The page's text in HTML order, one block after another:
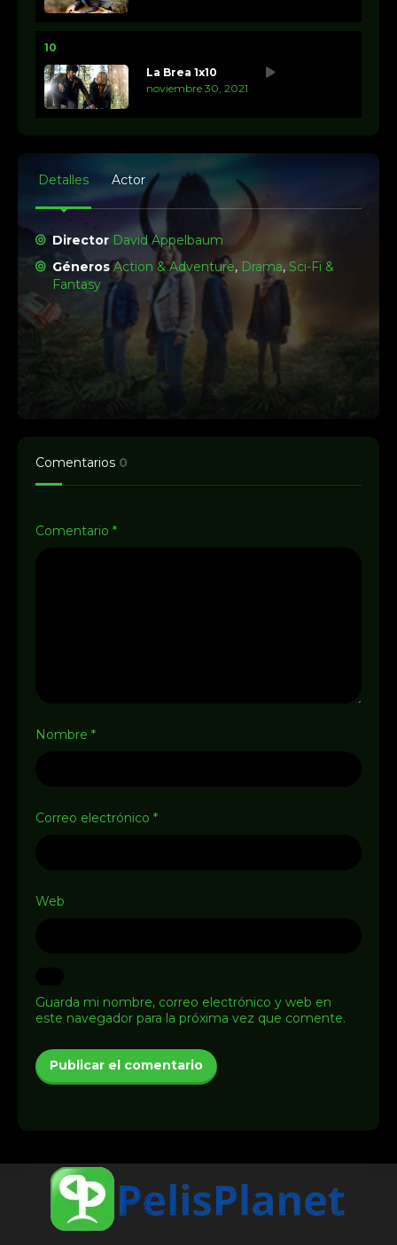
10
La Brea 1x10
noviembre 30, 2021
Detalles Actor
Director David Appelbaum
Géneros Action & Adventure, Drama,Sci-Fi &
Fantasy
Comentarios 0
Comentario *
Nombre *
Correo electrónico *
Web
Guarda mi nombre, correo electrónico y web en
este navegador para la próxima vez que comente.